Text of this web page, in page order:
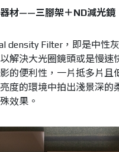
材——三腳架＋ND減光鏡
density Filter，即是中性
解決大光圈鏡頭或是慢
的便利性，一片抵多片
度的環境中拍出淺景深
效果。